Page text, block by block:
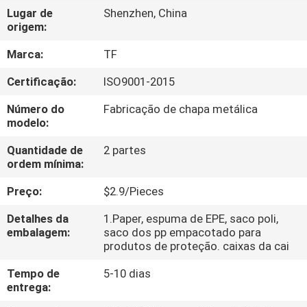
SOBRE
NÓS
VISITA
À
FÁBRICA
CONTROLE
DE
QUALIDADE
CONTACTE-
NOS
Lugar de
origem:
Shenzhen, China
Marca:
TF
Certificação:
ISO9001-2015
Número do
modelo:
Fabricação de chapa metálica
Quantidade de
ordem mínima:
2 partes
Preço:
$2.9/Pieces
Detalhes da
embalagem:
1.Paper, espuma de EPE, saco poli,
saco dos pp empacotado para
produtos de proteção. caixas da cai
Tempo de
entrega:
5-10 dias